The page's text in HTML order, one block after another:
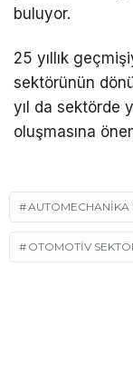
buluyor.
25 yıllık
sektörünün
yıl da sektörde
oluşmasına
AUTOMECHANIKA
OTOMOTIV